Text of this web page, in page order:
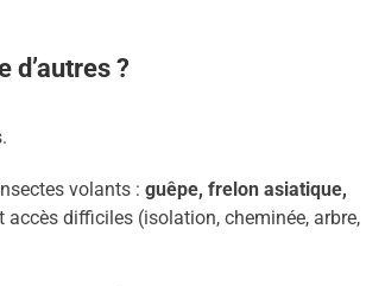
d’autres ?
volants : guêpe, frelon asiatique,
accès difficiles (isolation, cheminée, arbre,